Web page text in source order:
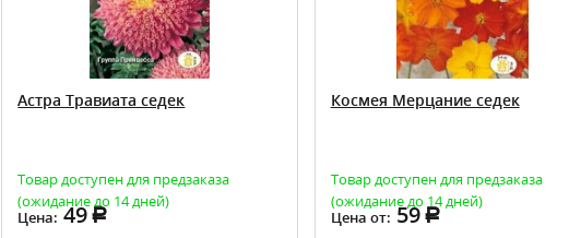
Астра Травиата седек
Товар доступен для предзаказа
(ожидание до 14 дней)
Цена: 49
Космея Мерцание седек
Товар доступен для предзаказа
(ожидание до 14 дней)
Цена от: 59